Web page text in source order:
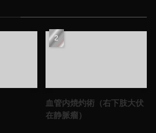
血管内焼灼術（右下肢大伏
在静脈瘤）